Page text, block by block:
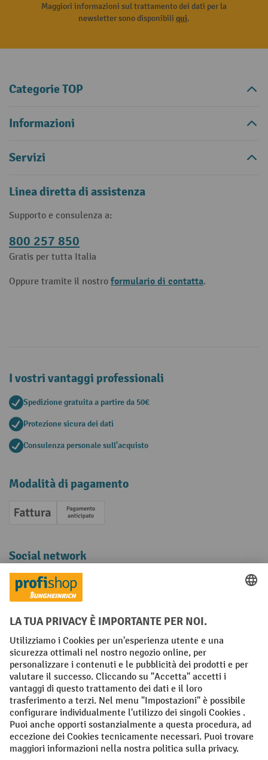
Maggiori informazioni sul trattamento dei dati per la
newsletter sono disponibili qui.
Categorie TOP
Informazioni
Servizi
Linea diretta di assistenza
Supporto e consulenza a:
800 257 850
Gratis per tutta Italia
Oppure tramite il nostro formulario di contatta.
I vostri vantaggi professionali
Spedizione gratuita a partire da 50€
Protezione sicura dei dati
Consulenza personale sull'acquisto
Modalità di pagamento
Fattura Pagamento anticipato
Social network
Facebook
YouTube
LinkedInInstagram
Condizioni Generali di Vendita
Dichiarazione di protezione dei dati Impronta
Impostazioni sulla privacy
All prices excl. VAT plusshipping costsand possible delivery charges,
if not stated otherwise.
¹ Lo sconto è valido fino a esaurimento scorte. Lo sconto non si applica